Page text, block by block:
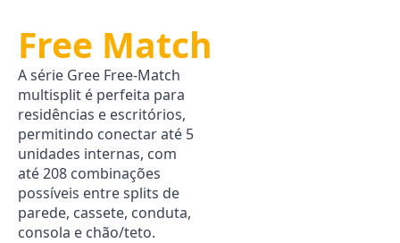
Free Match
A série Gree Free-Match
multisplit é perfeita para
residências e escritórios,
permitindo conectar até 5
unidades internas, com
até 208 combinações
possíveis entre splits de
parede, cassete, conduta,
consola e chão/teto.